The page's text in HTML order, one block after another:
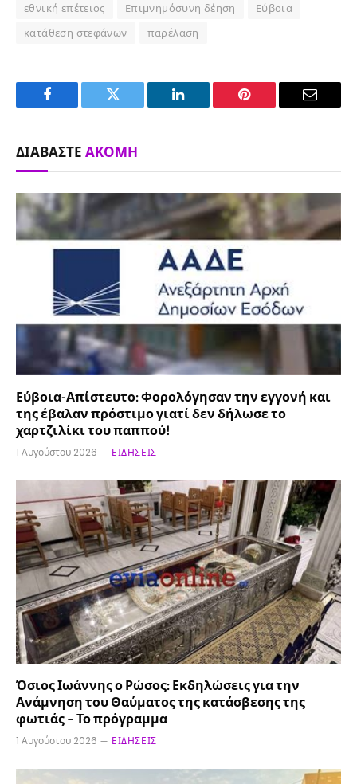
εθνική επέτειος
Επιμνημόσυνη δέηση
Εύβοια
κατάθεση στεφάνων
παρέλαση
Facebook Twitter LinkedIn Pinterest Email
ΔΙΑΒΆΣΤΕ ΑΚΌΜΗ
Εύβοια-Απίστευτο: Φορολόγησαν την εγγονή και
της έβαλαν πρόστιμο γιατί δεν δήλωσε το
χαρτζιλίκι του παππού!
1 Αυγούστου 2026 ΕΙΔΉΣΕΙΣ
Όσιος Ιωάννης ο Ρώσος: Εκδηλώσεις για την
Ανάμνηση του Θαύματος της κατάσβεσης της
φωτιάς – Το πρόγραμμα
1 Αυγούστου 2026 ΕΙΔΉΣΕΙΣ